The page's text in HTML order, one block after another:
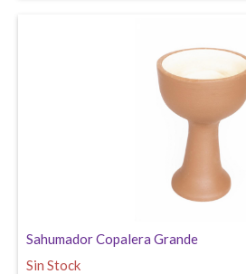
Sahumador Copalera Grande
Sin Stock